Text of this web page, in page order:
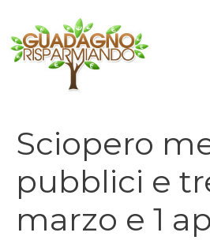
contenuto
Sciopero
pubblici e
marzo e 1